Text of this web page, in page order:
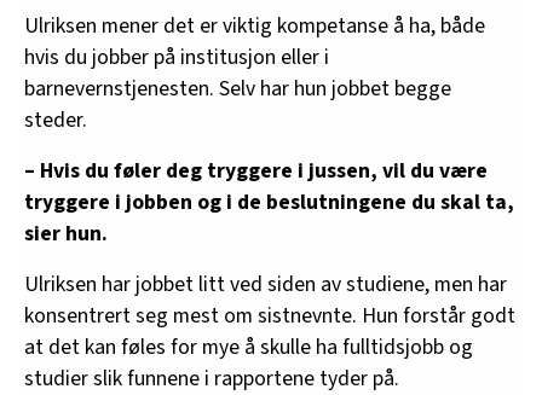
Ulriksen mener det er viktig kompetanse å ha, både
hvis du jobber på institusjon eller i
barnevernstjenesten. Selv har hun jobbet begge
steder.
– Hvis du føler deg tryggere i jussen, vil du være
tryggere i jobben og i de beslutningene du skal ta,
sier hun.
Ulriksen har jobbet litt ved siden av studiene, men har
konsentrert seg mest om sistnevnte. Hun forstår godt
at det kan føles for mye å skulle ha fulltidsjobb og
studier slik funnene i rapportene tyder på.